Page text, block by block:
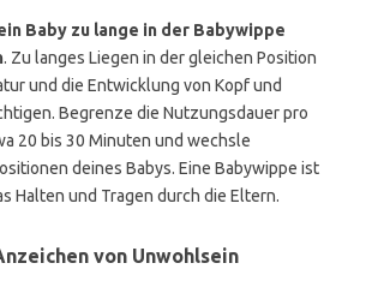
Baby zu lange in der Babywippe
. Zu langes Liegen in der gleichen Position
und die Entwicklung von Kopf und
Begrenze die Nutzungsdauer pro
20 bis 30 Minuten und wechsle
deines Babys. Eine Babywippe ist
Halten und Tragen durch die Eltern.
von Unwohlsein